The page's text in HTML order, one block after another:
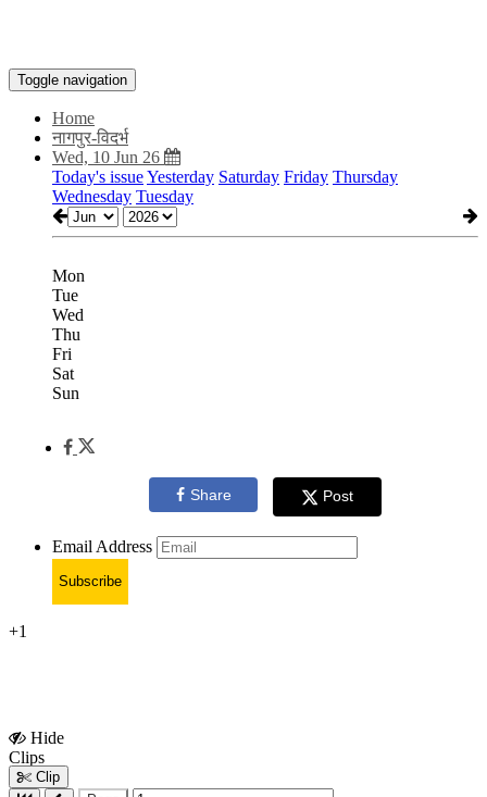
Toggle navigation
Home
नागपुर-विदर्भ
Wed, 10 Jun 26
Today's issueYesterday Saturday Friday Thursday
Wednesday Tuesday
Mon
Tue
Wed
Thu
Fri
Sat
Sun
Share Post
Email Address
Subscribe
+1
Hide
Clips
Clip